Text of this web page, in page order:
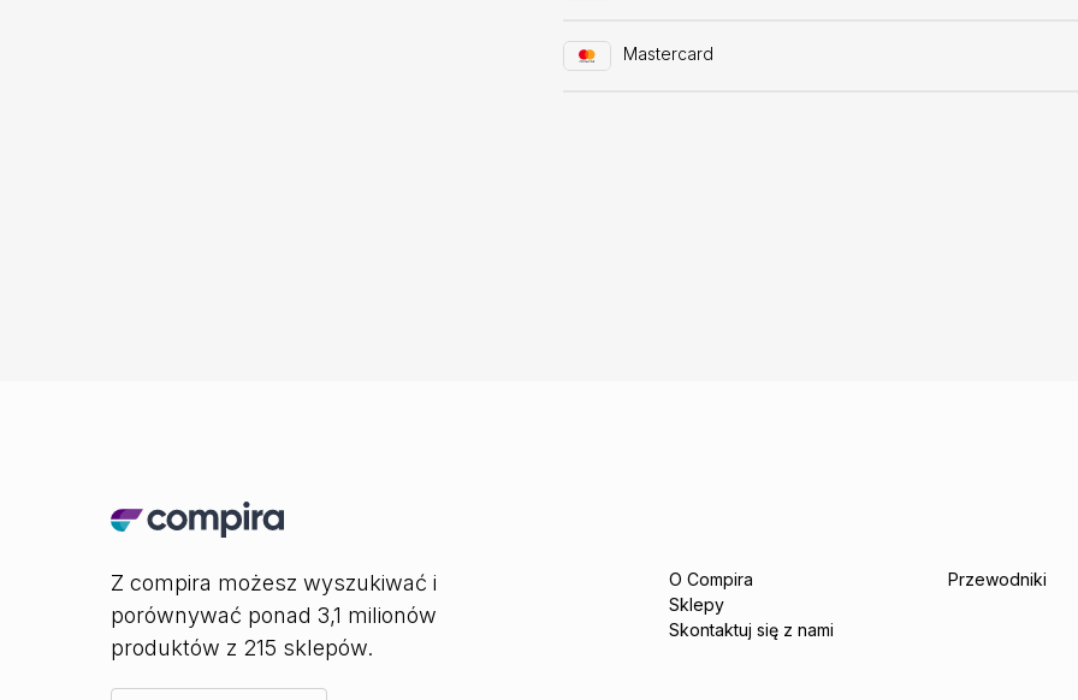
Mastercard
Z compira możesz wyszukiwać i
porównywać ponad 3,1 milionów
produktów z 215 sklepów.
O Compira
Sklepy
Skontaktuj się z nami
Przewodniki